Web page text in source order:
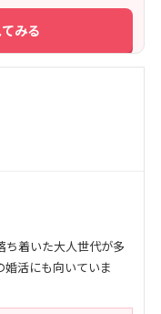
みる
ち着いた大人世代が多
活にも向いていま